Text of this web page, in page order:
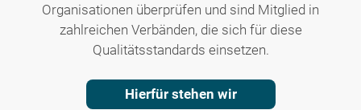
Organisationen überprüfen und sind Mitglied in
zahlreichen Verbänden, die sich für diese
Qualitätsstandards einsetzen.
Hierfür stehen wir